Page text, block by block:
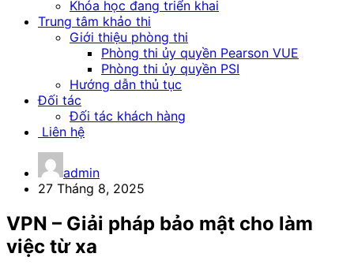
Khóa học đang triển khai
Trung tâm khảo thi
Giới thiệu phòng thi
Phòng thi ủy quyền Pearson VUE
Phòng thi ủy quyền PSI
Hướng dẫn thủ tục
Đối tác
Đối tác khách hàng
Liên hệ
admin
27 Tháng 8, 2025
VPN – Giải pháp bảo mật cho làm
việc từ xa